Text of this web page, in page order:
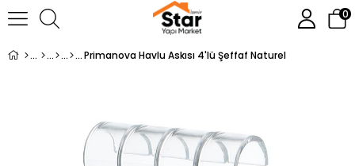
0
Primanova Havlu Askısı 4'lü Şeffaf Naturel